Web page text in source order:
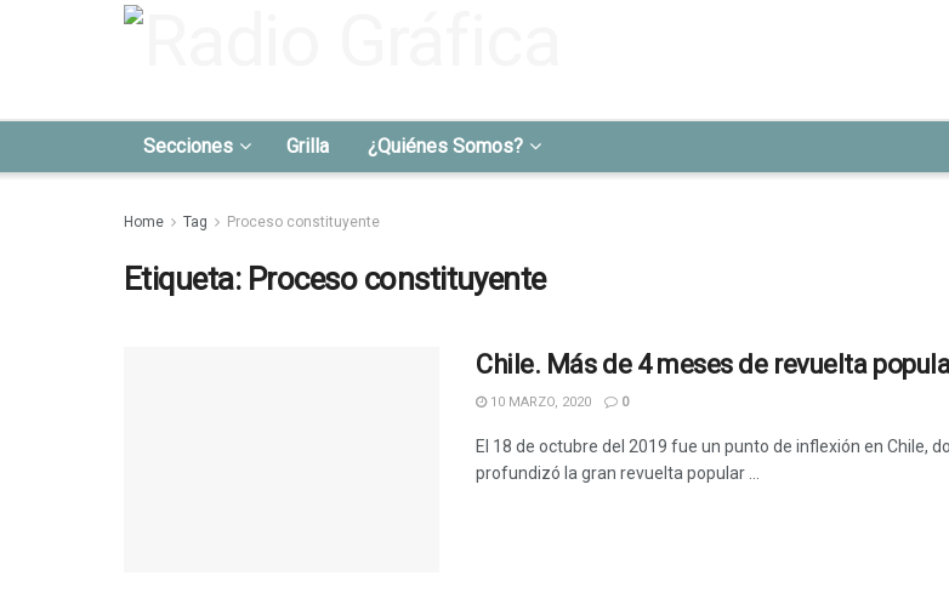
Secciones Grilla ¿Quiénes Somos?
Home Tag Proceso constituyente
Etiqueta: Proceso constituyente
Chile. Más de 4 meses de revuelta
10 MARZO, 2020 0
El 18 de octubre del 2019 fue un punto de inflexión en Chile,
profundizó la gran revuelta popular ...